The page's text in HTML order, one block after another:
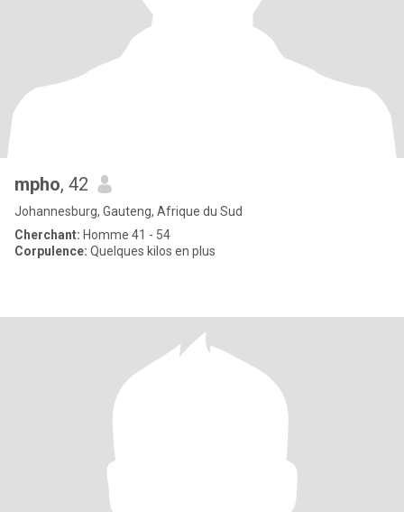
mpho, 42
Johannesburg, Gauteng, Afrique du Sud
Cherchant: Homme 41 - 54
Corpulence: Quelques kilos en plus